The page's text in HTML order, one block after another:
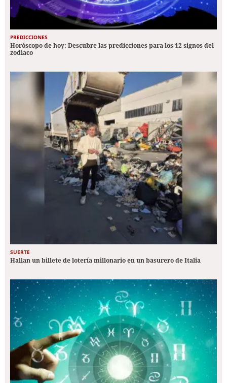
PREDICCIONES
Horóscopo de hoy: Descubre las predicciones para los 12 signos del
zodiaco
SUERTE
Hallan un billete de lotería millonario en un basurero de Italia